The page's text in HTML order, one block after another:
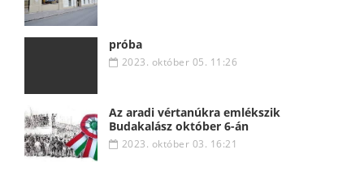
próba
2023. október 05. 11:26
Az aradi vértanúkra emlékszik
Budakalász október 6-án
2023. október 03. 16:21